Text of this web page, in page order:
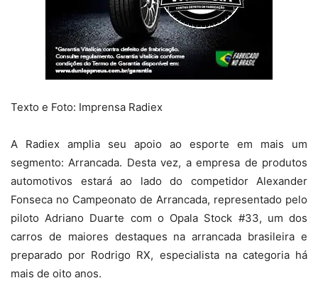
Texto e Foto: Imprensa Radiex
A Radiex amplia seu apoio ao esporte em mais um
segmento: Arrancada. Desta vez, a empresa de produtos
automotivos estará ao lado do competidor Alexander
Fonseca no Campeonato de Arrancada, representado pelo
piloto Adriano Duarte com o Opala Stock #33, um dos
carros de maiores destaques na arrancada brasileira e
preparado por Rodrigo RX, especialista na categoria há
mais de oito anos.